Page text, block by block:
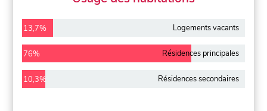
13,7% Logements vacants
76% Résidences principales
10,3% Résidences secondaires